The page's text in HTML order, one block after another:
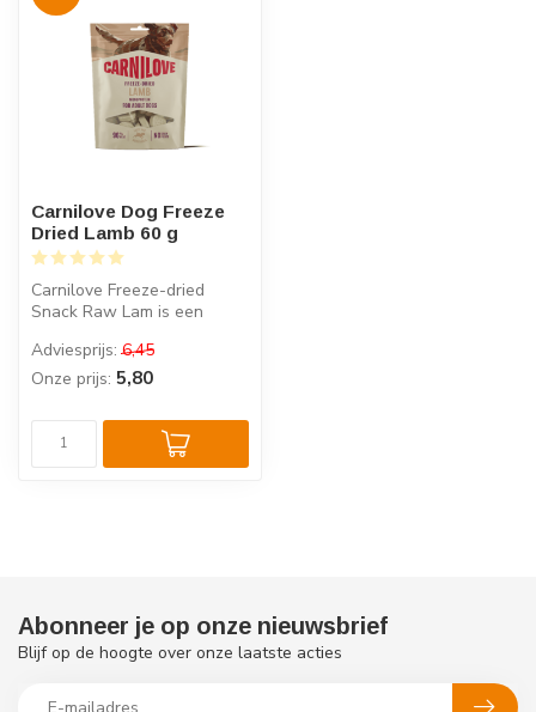
Carnilove Dog Freeze
Dried Lamb 60 g
Carnilove Freeze-dried
Snack Raw Lam is een
hondensnack met 96% l...
Adviesprijs: 6,45
Onze prijs: 5,80
Abonneer je op onze nieuwsbrief
Blijf op de hoogte over onze laatste acties